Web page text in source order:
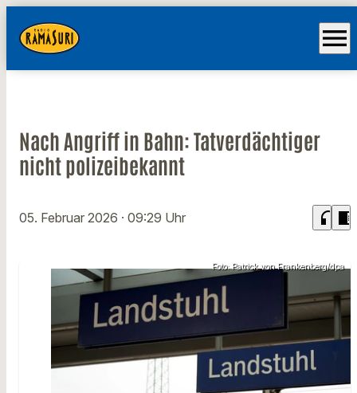
menu
Nach Angriff in Bahn: Tatverdächtiger
nicht polizeibekannt
05. Februar 2026 · 09:29 Uhr headphones chrome_reader_mode
Foto: Patrick von Frankenberg/dpa